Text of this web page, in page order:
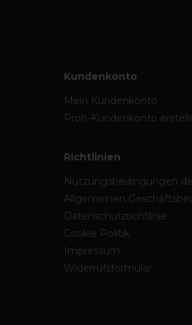
Kundenkonto
Mein Kundenkonto
Profi-Kundenkonto
Richtlinien
Nutzungsbedingungen
Allgemeinen
Datenschutzrichtlinie
Cookie Politik
Impressum
Widerrufsformular